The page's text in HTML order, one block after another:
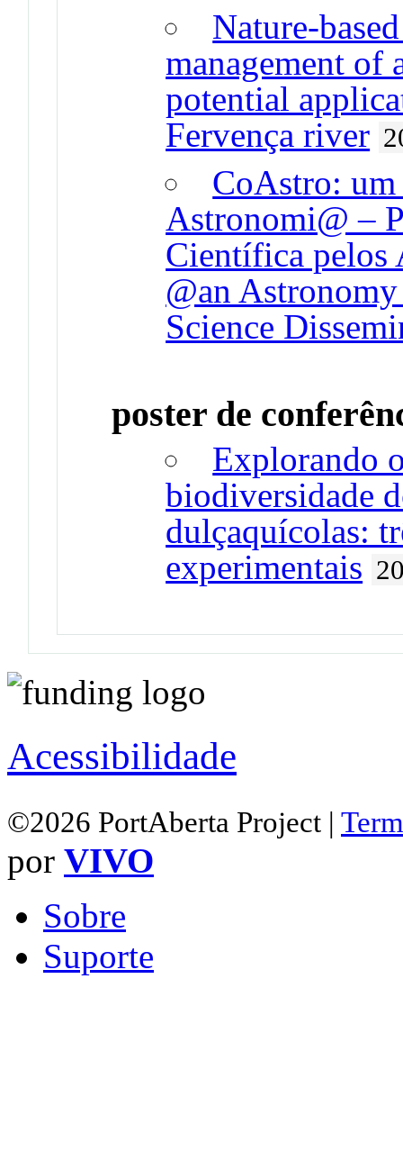
Nature-
management of
potential
Fervença river
CoAstro:
Astronomi@ –
Científica pelos
@an
Science
poster de
Explorando
biodiversidade
dulçaquícolas:
experimentais
Acessibilidade
©2026 PortAberta Project |
por VIVO
Sobre
Suporte